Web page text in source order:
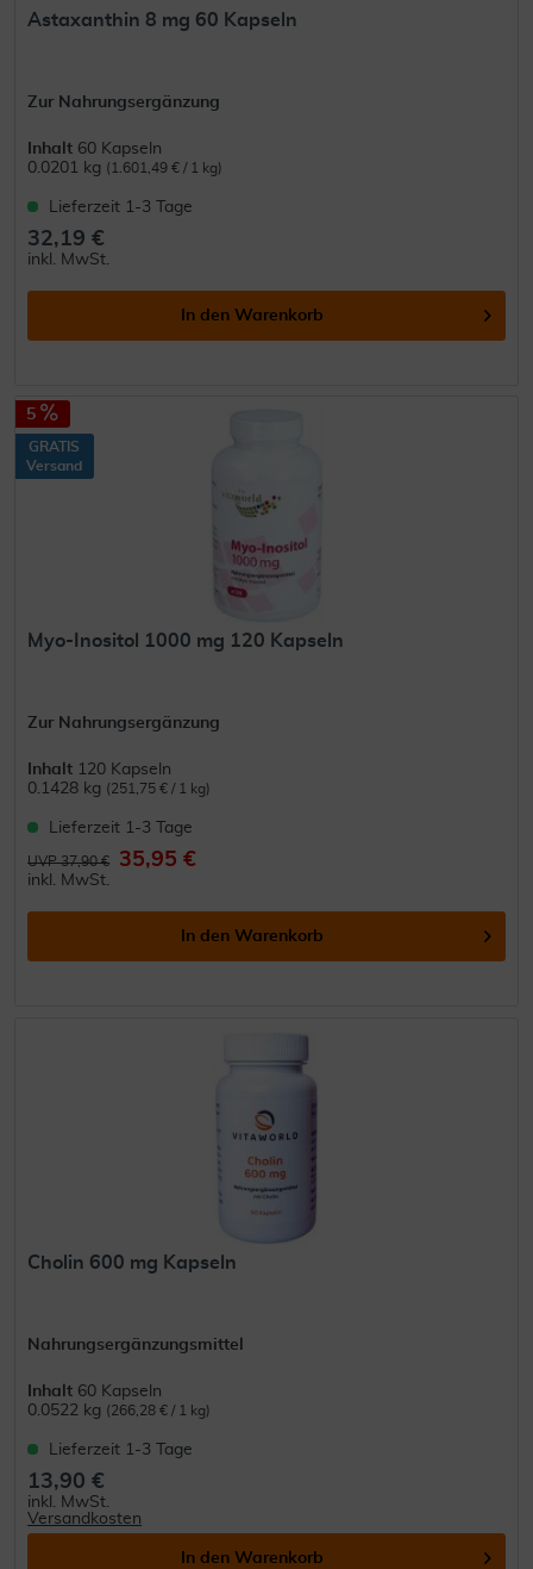
Astaxanthin 8 mg 60 Kapseln
Zur Nahrungsergänzung
Inhalt 60 Kapseln
0.0201 kg (1.601,49 € / 1 kg)
Lieferzeit 1-3 Tage
32,19 €
inkl. MwSt.
In den Warenkorb
5
GRATIS
Versand
Myo-Inositol 1000 mg 120 Kapseln
Zur Nahrungsergänzung
Inhalt 120 Kapseln
0.1428 kg (251,75 € / 1 kg)
Lieferzeit 1-3 Tage
UVP 37,90 € 35,95 €
inkl. MwSt.
In den Warenkorb
Cholin 600 mg Kapseln
Nahrungsergänzungsmittel
Inhalt 60 Kapseln
0.0522 kg (266,28 € / 1 kg)
Lieferzeit 1-3 Tage
13,90 €
inkl. MwSt.
Versandkosten
In den Warenkorb